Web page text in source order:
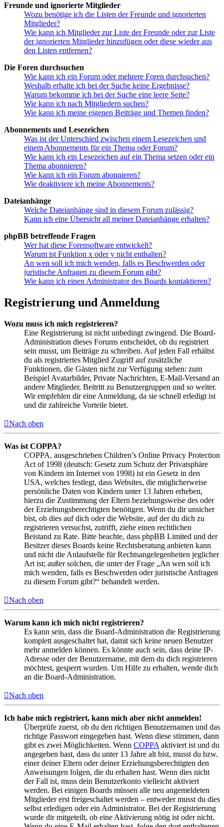
Freunde und ignorierte Mitglieder
Wozu benötige ich die Listen der Freunde und ignorierten
Mitglieder?
Wie kann ich Mitglieder zur Liste der Freunde oder zur Liste
der ignorierten Mitglieder hinzufügen oder diese wieder aus
den Listen entfernen?
Die Foren durchsuchen
Wie kann ich ein Forum oder mehrere Foren durchsuchen?
Weshalb erhalte ich bei der Suche keine Ergebnisse?
Warum bekomme ich bei der Suche eine leere Seite?
Wie kann ich nach Mitgliedern suchen?
Wie kann ich meine eigenen Beiträge und Themen finden?
Abonnements und Lesezeichen
Was ist der Unterschied zwischen einem Lesezeichen und
einem Abonnements für ein Thema oder Forum?
Wie kann ich ein Lesezeichen auf ein Thema setzen oder ein
Thema abonnieren?
Wie kann ich ein Forum abonnieren?
Wie deaktiviere ich meine Abonnements?
Dateianhänge
Welche Dateianhänge sind in diesem Forum zulässig?
Kann ich eine Übersicht all meiner Dateianhänge erhalten?
phpBB betreffende Fragen
Wer hat diese Forensoftware entwickelt?
Warum ist Funktion x oder y nicht enthalten?
An wen soll ich mich wenden, falls es Beschwerden oder
juristische Anfragen zu diesem Forum gibt?
Wie kann ich einen Administrator des Boards kontaktieren?
Registrierung und Anmeldung
Wozu muss ich mich registrieren?
Eine Registrierung ist nicht unbedingt zwingend. Die Board-
Administration dieses Forums entscheidet, ob du registriert
sein musst, um Beiträge zu schreiben. Auf jeden Fall erhältst
du als registriertes Mitglied Zugriff auf zusätzliche
Funktionen, die Gästen nicht zur Verfügung stehen: zum
Beispiel Avatarbilder, Private Nachrichten, E-Mail-Versand an
andere Mitglieder, Beitritt zu Benutzergruppen und so weiter.
Wir empfehlen dir eine Anmeldung, da sie schnell erledigt ist
und dir zahlreiche Vorteile bietet.
Nach oben
Was ist COPPA?
COPPA, ausgeschrieben Children’s Online Privacy Protection
Act of 1998 (deutsch: Gesetz zum Schutz der Privatsphäre
von Kindern im Internet von 1998) ist ein Gesetz in den
USA, welches festlegt, dass Websites, die möglicherweise
persönliche Daten von Kindern unter 13 Jahren erheben,
hierzu die Zustimmung der Eltern beziehungsweise des oder
der Erziehungsberechtigten benötigen. Wenn du dir unsicher
bist, ob dies auf dich oder die Website, auf der du dich zu
registrieren versuchst, zutrifft, ziehe einen rechtlichen
Beistand zu Rate. Bitte beachte, dass phpBB Limited und der
Besitzer dieses Boards keine Rechtsberatung anbieten kann
und nicht die Anlaufstelle für Rechtsangelegenheiten jeglicher
Art ist; außer solchen, die unter der Frage „An wen soll ich
mich wenden, falls es Beschwerden oder juristische Anfragen
zu diesem Forum gibt?“ behandelt werden.
Nach oben
Warum kann ich mich nicht registrieren?
Es kann sein, dass die Board-Administration die Registrierung
komplett ausgeschaltet hat, damit sich keine neuen Benutzer
mehr anmelden können. Es könnte auch sein, dass deine IP-
Adresse oder der Benutzername, mit dem du dich registrieren
möchtest, gesperrt wurden. Um Hilfe zu erhalten, wende dich
an die Board-Administration.
Nach oben
Ich habe mich registriert, kann mich aber nicht anmelden!
Überprüfe zuerst, ob du den richtigen Benutzernamen und das
richtige Passwort eingegeben hast. Wenn diese stimmen, dann
gibt es zwei Möglichkeiten. Wenn COPPA aktiviert ist und du
angegeben hast, dass du unter 13 Jahre alt bist, musst du bzw.
einer deiner Eltern oder deiner Erziehungsberechtigten den
Anweisungen folgen, die du erhalten hast. Wenn dies nicht
der Fall ist, muss dein Benutzerkonto vielleicht aktiviert
werden. Bei einigen Boards müssen alle neu angemeldeten
Mitglieder erst freigeschaltet werden – entweder musst du dies
selbst erledigen oder ein Administrator. Bei der Registrierung
wurde dir mitgeteilt, ob eine Aktivierung nötig ist oder nicht.